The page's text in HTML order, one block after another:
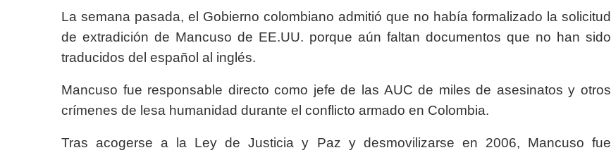
La semana pasada, el Gobierno colombiano admitió que no había formalizado la solicitud
de extradición de Mancuso de EE.UU. porque aún faltan documentos que no han sido
traducidos del español al inglés.
Mancuso fue responsable directo como jefe de las AUC de miles de asesinatos y otros
crímenes de lesa humanidad durante el conflicto armado en Colombia.
Tras acogerse a la Ley de Justicia y Paz y desmovilizarse en 2006, Mancuso fue